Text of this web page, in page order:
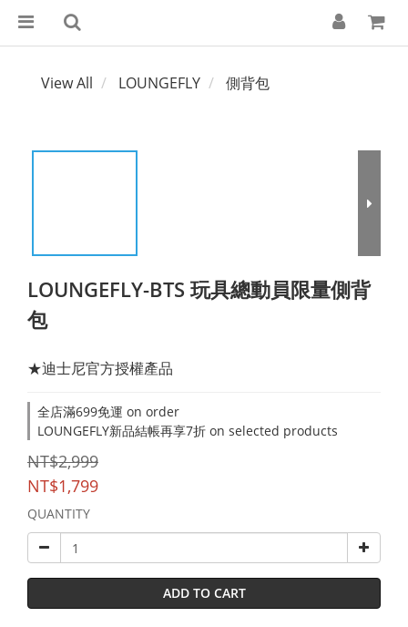
View All LOUNGEFLY 側背包
LOUNGEFLY-BTS 玩具總動員限量側背
包
★迪士尼官方授權產品
全店滿699免運 on order
LOUNGEFLY新品結帳再享7折 on selected products
NT$2,999
NT$1,799
QUANTITY
ADD TO CART